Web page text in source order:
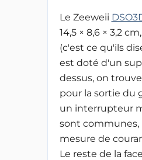
Le Zeeweii
14,5 × 8,6 × 3,2
(c'est ce qu'ils
est doté d'un
dessus, on
pour la sortie du
un interrupteur
sont communes,
mesure de
Le reste de la